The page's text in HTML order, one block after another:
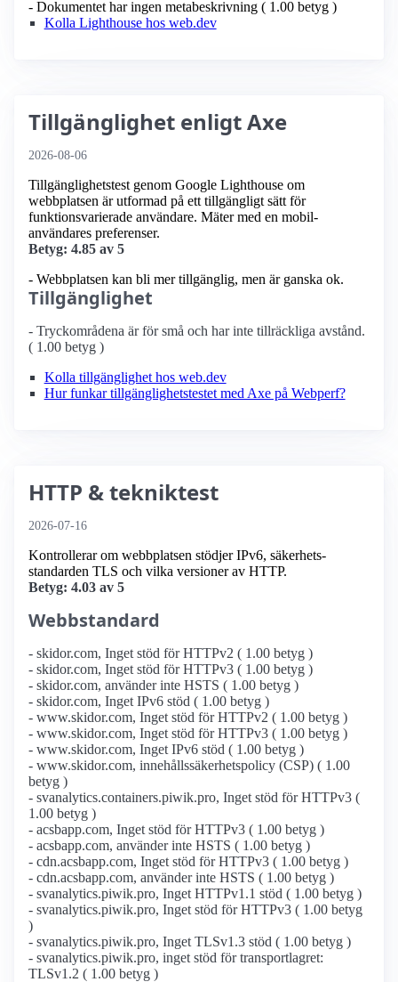
- Dokumentet har ingen metabeskrivning ( 1.00 betyg )
Kolla Lighthouse hos web.dev
Tillgänglighet enligt Axe
2026-08-06
Tillgänglighetstest genom Google Lighthouse om
webbplatsen är utformad på ett tillgängligt sätt för
funktionsvarierade användare. Mäter med en mobil­
användares preferenser.
Betyg: 4.85 av 5
- Webbplatsen kan bli mer tillgänglig, men är ganska ok.
Tillgänglighet
- Tryckområdena är för små och har inte tillräckliga avstånd.
( 1.00 betyg )
Kolla tillgänglighet hos web.dev
Hur funkar tillgänglighetstestet med Axe på Webperf?
HTTP & tekniktest
2026-07-16
Kontrollerar om webbplatsen stödjer IPv6, säkerhets­
standarden TLS och vilka versioner av HTTP.
Betyg: 4.03 av 5
Webbstandard
- skidor.com, Inget stöd för HTTPv2 ( 1.00 betyg )
- skidor.com, Inget stöd för HTTPv3 ( 1.00 betyg )
- skidor.com, använder inte HSTS ( 1.00 betyg )
- skidor.com, Inget IPv6 stöd ( 1.00 betyg )
- www.skidor.com, Inget stöd för HTTPv2 ( 1.00 betyg )
- www.skidor.com, Inget stöd för HTTPv3 ( 1.00 betyg )
- www.skidor.com, Inget IPv6 stöd ( 1.00 betyg )
- www.skidor.com, innehållssäkerhetspolicy (CSP) ( 1.00
betyg )
- svanalytics.containers.piwik.pro, Inget stöd för HTTPv3 (
1.00 betyg )
- acsbapp.com, Inget stöd för HTTPv3 ( 1.00 betyg )
- acsbapp.com, använder inte HSTS ( 1.00 betyg )
- cdn.acsbapp.com, Inget stöd för HTTPv3 ( 1.00 betyg )
- cdn.acsbapp.com, använder inte HSTS ( 1.00 betyg )
- svanalytics.piwik.pro, Inget HTTPv1.1 stöd ( 1.00 betyg )
- svanalytics.piwik.pro, Inget stöd för HTTPv3 ( 1.00 betyg
)
- svanalytics.piwik.pro, Inget TLSv1.3 stöd ( 1.00 betyg )
- svanalytics.piwik.pro, inget stöd för transportlagret:
TLSv1.2 ( 1.00 betyg )